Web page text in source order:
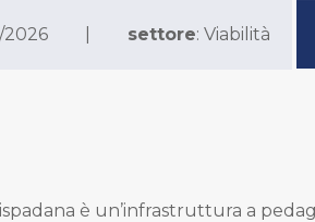
2026 settore: Viabilità
è un’infrastruttura a